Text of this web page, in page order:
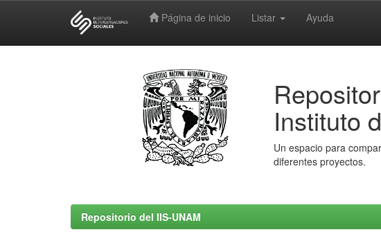
Página de inicio Listar Ayuda
Instituto
Un espacio para
diferentes proyectos.
Repositorio del IIS-UNAM